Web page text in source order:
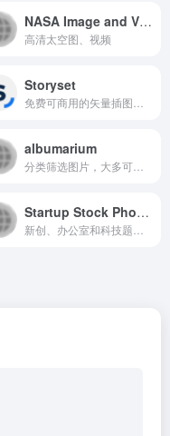
NASA Image and Video Library
高清太空图、视频
Storyset
albumarium
Startup Stock Photos